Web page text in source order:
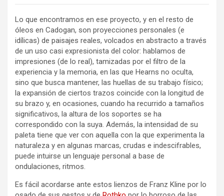
Lo que encontramos en ese proyecto, y en el resto de
óleos en Cadogan, son proyecciones personales (e
idílicas) de paisajes reales, volcados en abstracto a través
de un uso casi expresionista del color: hablamos de
impresiones (de lo real), tamizadas por el filtro de la
experiencia y la memoria, en las que Hearns no oculta,
sino que busca mantener, las huellas de su trabajo físico;
la expansión de ciertos trazos coincide con la longitud de
su brazo y, en ocasiones, cuando ha recurrido a tamaños
significativos, la altura de los soportes se ha
correspondido con la suya. Además, la intensidad de su
paleta tiene que ver con aquella con la que experimenta la
naturaleza y en algunas marcas, crudas e indescifrables,
puede intuirse un lenguaje personal a base de
ondulaciones, ritmos.
Es fácil acordarse ante estos lienzos de Franz Kline por lo